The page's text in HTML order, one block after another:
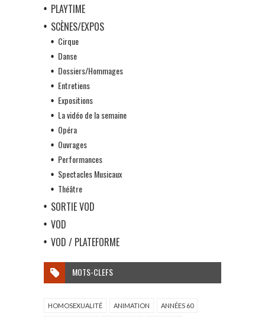
PLAYTIME
SCÈNES/EXPOS
Cirque
Danse
Dossiers/Hommages
Entretiens
Expositions
La vidéo de la semaine
Opéra
Ouvrages
Performances
Spectacles Musicaux
Théâtre
SORTIE VOD
VOD
VOD / PLATEFORME
MOTS-CLEFS
HOMOSEXUALITÉ ANIMATION ANNÉES 60